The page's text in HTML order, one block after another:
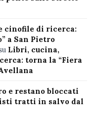
cinofile di ricerca:
a San Pietro
Libri, cucina,
torna la “Fiera
e restano bloccati
tratti in salvo dal